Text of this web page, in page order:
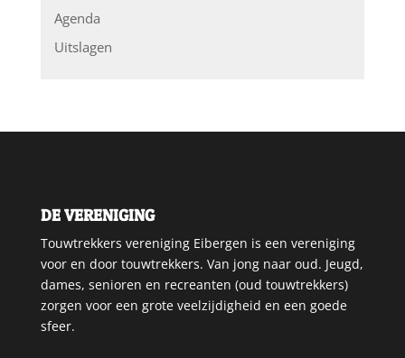
Agenda
Uitslagen
DE VERENIGING
Touwtrekkers vereniging Eibergen is een vereniging
voor en door touwtrekkers. Van jong naar oud. Jeugd,
dames, senioren en recreanten (oud touwtrekkers)
zorgen voor een grote veelzijdigheid en een goede
sfeer.